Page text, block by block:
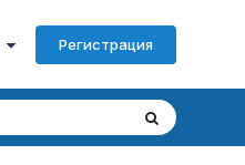
Регистрация